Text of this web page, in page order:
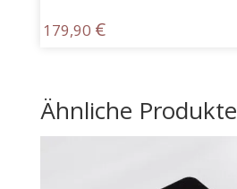
179,90 €
Ähnliche Produkte